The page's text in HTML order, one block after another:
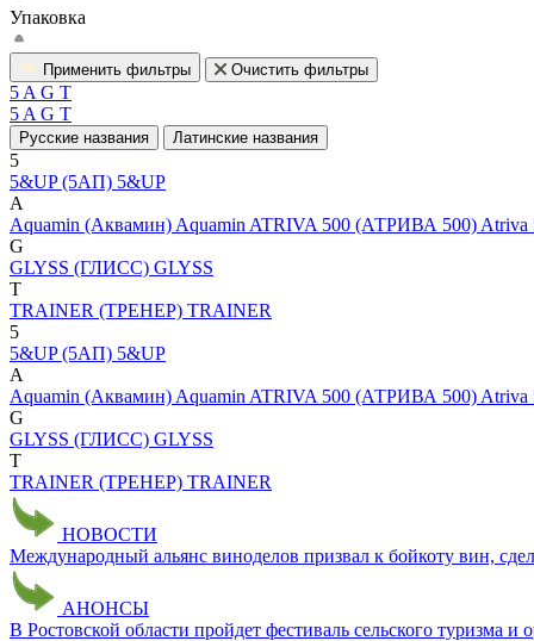
Упаковка
Применить фильтры Очистить фильтры
5 A G T
5 A G T
Русские названия Латинские названия
5
5&UP (5АП) 5&UP
A
Aquamin (Аквамин) Aquamin ATRIVA 500 (АТРИВА 500) Atriva
G
GLYSS (ГЛИСС) GLYSS
T
TRAINER (ТРЕНЕР) TRAINER
5
5&UP (5АП) 5&UP
A
Aquamin (Аквамин) Aquamin ATRIVA 500 (АТРИВА 500) Atriva
G
GLYSS (ГЛИСС) GLYSS
T
TRAINER (ТРЕНЕР) TRAINER
НОВОСТИ
Международный альянс виноделов призвал к бойкоту вин,
АНОНСЫ
В Ростовской области пройдет фестиваль сельского туризма и